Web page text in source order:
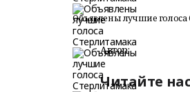
Объявлены лучшие голоса
Автор:
Читайте